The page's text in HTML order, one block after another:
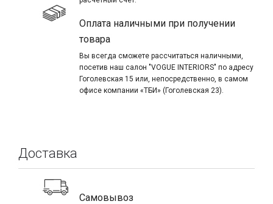
Оплата наличными при получении
товара
Вы всегда сможете рассчитаться наличными,
посетив наш салон "VOGUE INTERIORS" по адресу
Гоголевская 15 или, непосредственно, в самом
офисе компании «ТБИ» (Гоголевская 23).
Доставка
Самовывоз